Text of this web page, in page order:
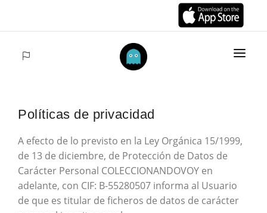
ARTIKELS
COLECCIONES
VENTAS
ACCEDER
Políticas de privacidad
A efecto de lo previsto en la Ley Orgánica 15/1999,
de 13 de diciembre, de Protección de Datos de
Carácter Personal COLECCIONANDOVOY en
adelante, con CIF: B-55280507 informa al Usuario
de que es titular de ficheros de datos de carácter